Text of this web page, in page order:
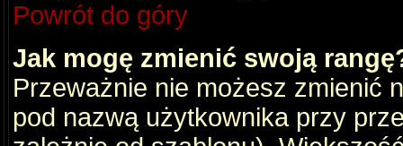
Powrót do góry
Jak mogę zmienić swoją
Przeważnie nie możesz zmienić
pod nazwą użytkownika przy